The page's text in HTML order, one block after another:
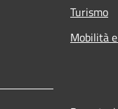
Turismo
Mobilità